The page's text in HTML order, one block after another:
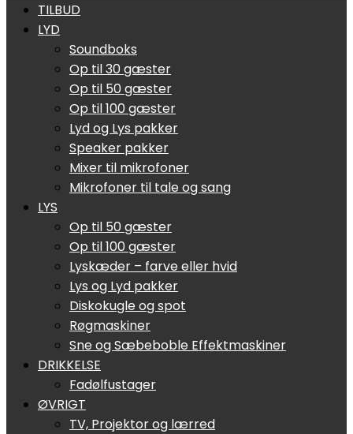
TILBUD
LYD
Soundboks
Op til 30 gæster
Op til 50 gæster
Op til 100 gæster
Lyd og Lys pakker
Speaker pakker
Mixer til mikrofoner
Mikrofoner til tale og sang
LYS
Op til 50 gæster
Op til 100 gæster
Lyskæder – farve eller hvid
Lys og Lyd pakker
Diskokugle og spot
Røgmaskiner
Sne og Sæbeboble Effektmaskiner
DRIKKELSE
Fadølfustager
ØVRIGT
TV, Projektor og lærred